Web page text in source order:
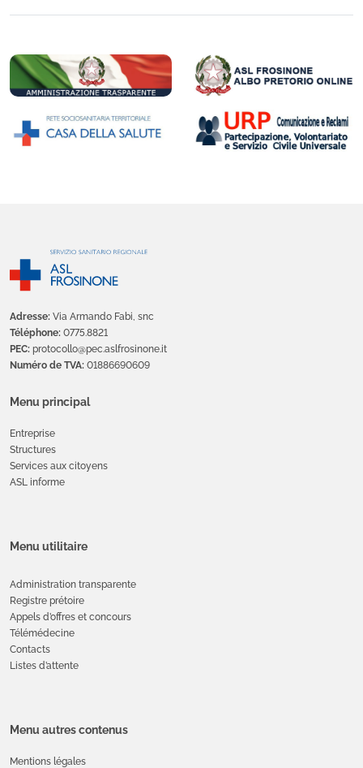
Adresse: Via Armando Fabi, snc
Téléphone: 0775.8821
PEC: protocollo@pec.aslfrosinone.it
Numéro de TVA: 01886690609
Menu principal
Entreprise
Structures
Services aux citoyens
ASL informe
Menu utilitaire
Administration transparente
Registre prétoire
Appels d’offres et concours
Télémédecine
Contacts
Listes d’attente
Menu autres contenus
Mentions légales